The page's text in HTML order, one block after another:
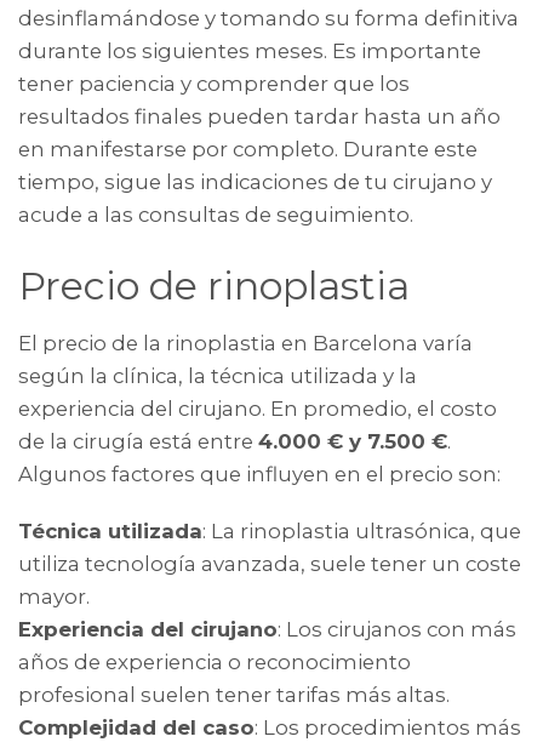
desinflamándose y tomando su forma definitiva
durante los siguientes meses. Es importante
tener paciencia y comprender que los
resultados finales pueden tardar hasta un año
en manifestarse por completo. Durante este
tiempo, sigue las indicaciones de tu cirujano y
acude a las consultas de seguimiento.
Precio de rinoplastia
El precio de la rinoplastia en Barcelona varía
según la clínica, la técnica utilizada y la
experiencia del cirujano. En promedio, el costo
de la cirugía está entre 4.000 € y 7.500 €.
Algunos factores que influyen en el precio son:
Técnica utilizada: La rinoplastia ultrasónica, que
utiliza tecnología avanzada, suele tener un coste
mayor.
Experiencia del cirujano: Los cirujanos con más
años de experiencia o reconocimiento
profesional suelen tener tarifas más altas.
Complejidad del caso: Los procedimientos más